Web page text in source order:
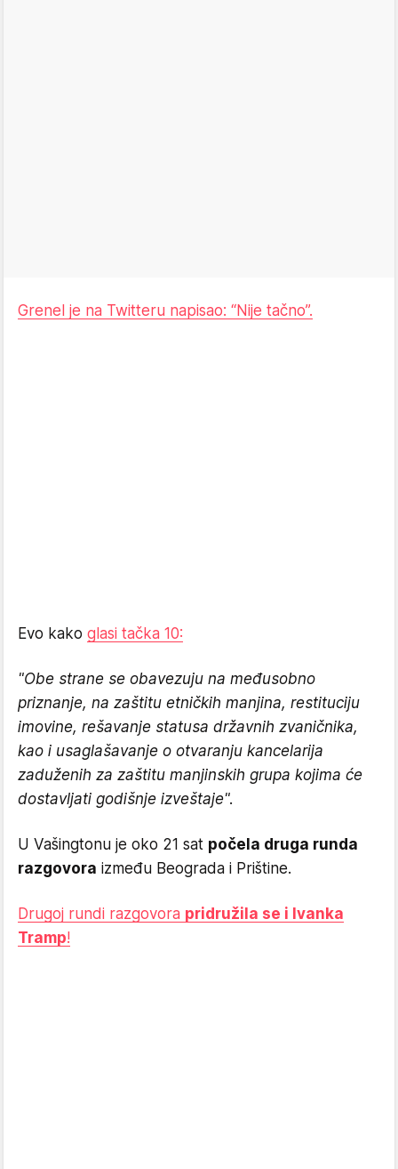
Grenel je na Twitteru napisao: “Nije tačno”.
Evo kako glasi tačka 10:
"Obe strane se obavezuju na međusobno
priznanje, na zaštitu etničkih manjina, restituciju
imovine, rešavanje statusa državnih zvaničnika,
kao i usaglašavanje o otvaranju kancelarija
zaduženih za zaštitu manjinskih grupa kojima će
dostavljati godišnje izveštaje".
U Vašingtonu je oko 21 sat počela druga runda
razgovora između Beograda i Prištine.
Drugoj rundi razgovora pridružila se i Ivanka
Tramp!